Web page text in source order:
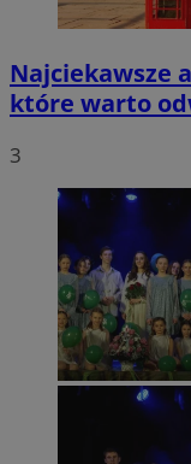
Najciekawsze
które warto
3